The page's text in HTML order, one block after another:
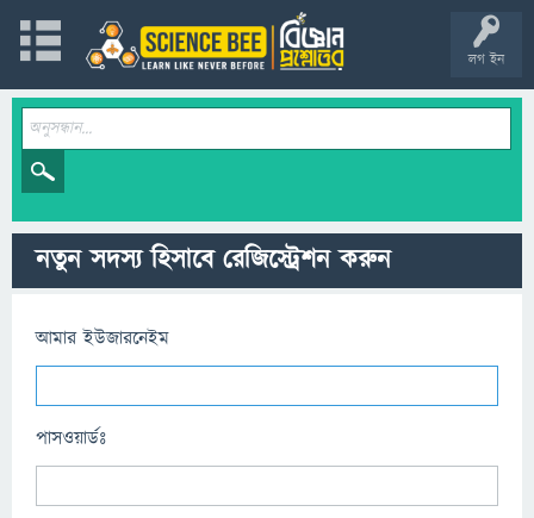
লগ ইন
নতুন সদস্য হিসাবে রেজিস্ট্রেশন করুন
আমার ইউজারনেইম
পাসওয়ার্ডঃ